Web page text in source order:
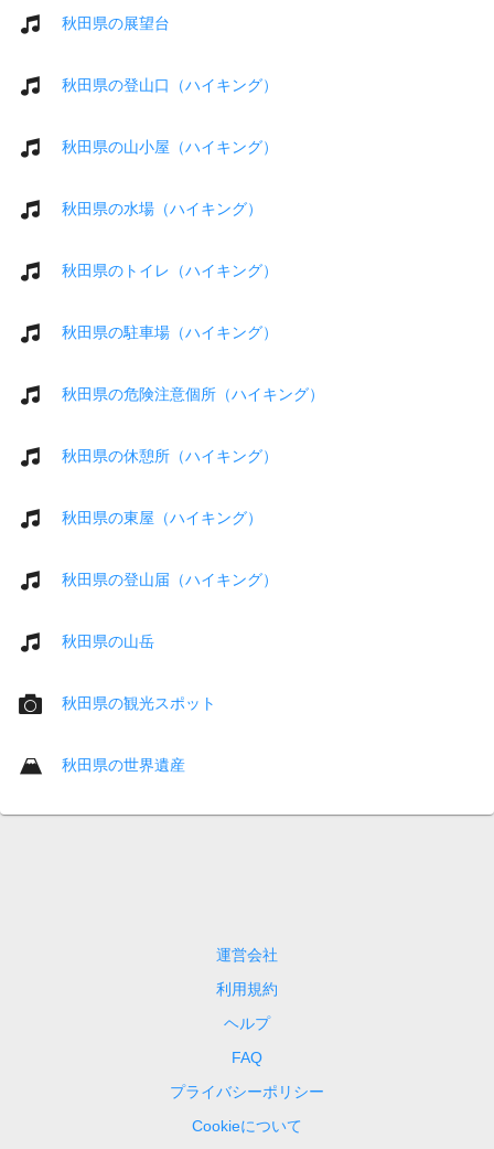
秋田県の展望台
秋田県の登山口（ハイキング）
秋田県の山小屋（ハイキング）
秋田県の水場（ハイキング）
秋田県のトイレ（ハイキング）
秋田県の駐車場（ハイキング）
秋田県の危険注意個所（ハイキング）
秋田県の休憩所（ハイキング）
秋田県の東屋（ハイキング）
秋田県の登山届（ハイキング）
秋田県の山岳
秋田県の観光スポット
秋田県の世界遺産
運営会社
利用規約
ヘルプ
FAQ
プライバシーポリシー
Cookieについて